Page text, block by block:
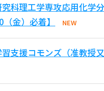
科理工学専攻応用化学
金）必着】
NEW
支援コモンズ（准教授